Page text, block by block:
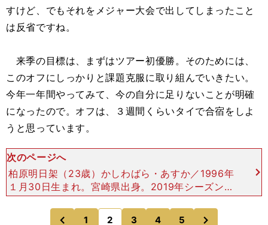
すけど、でもそれをメジャー大会で出してしまったこと
は反省ですね。
来季の目標は、まずはツアー初優勝。そのためには、
このオフにしっかりと課題克服に取り組んでいきたい。
今年一年間やってみて、今の自分に足りないことが明確
になったので。オフは、３週間くらいタイで合宿をしよ
うと思っています。
次のページへ
柏原明日架（23歳）かしわばら・あすか／1996年
１月30日生まれ。宮崎県出身。2019年シーズン賞
金ランキング11位（獲得賞金：7496万2106円）出
場37試合。優勝２回。トップ10入り５回。 成
のページへ
1 2 3 4 5
のページへ